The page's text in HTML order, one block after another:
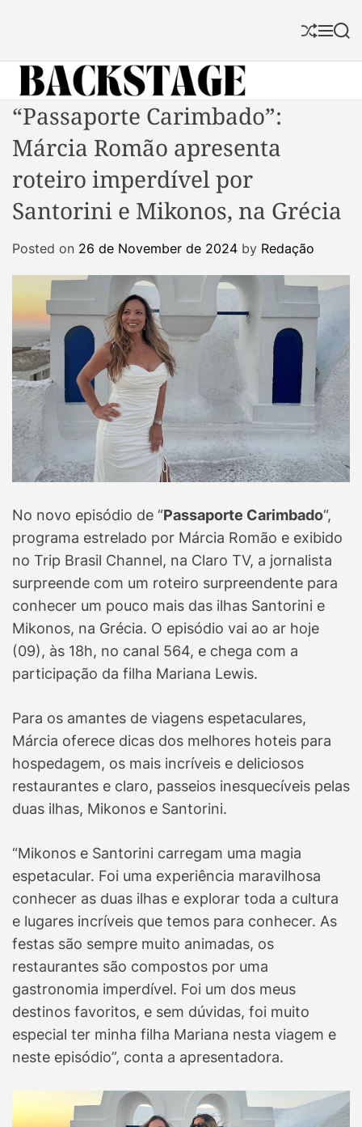
S
f
M S
c
B
c
s
t
g
a
g
“Passaporte Carimbado”:
Márcia Romão apresenta
roteiro imperdível por
Santorini e Mikonos, na Grécia
Posted on 26 de November de 2024 by Redação
No novo episódio de “Passaporte Carimbado“,
programa estrelado por Márcia Romão e exibido
no Trip Brasil Channel, na Claro TV, a jornalista
surpreende com um roteiro surpreendente para
conhecer um pouco mais das ilhas Santorini e
Mikonos, na Grécia. O episódio vai ao ar hoje
(09), às 18h, no canal 564, e chega com a
participação da filha Mariana Lewis.
Para os amantes de viagens espetaculares,
Márcia oferece dicas dos melhores hoteis para
hospedagem, os mais incríveis e deliciosos
restaurantes e claro, passeios inesquecíveis pelas
duas ilhas, Mikonos e Santorini.
“Mikonos e Santorini carregam uma magia
espetacular. Foi uma experiência maravilhosa
conhecer as duas ilhas e explorar toda a cultura
e lugares incríveis que temos para conhecer. As
festas são sempre muito animadas, os
restaurantes são compostos por uma
gastronomia imperdível. Foi um dos meus
destinos favoritos, e sem dúvidas, foi muito
especial ter minha filha Mariana nesta viagem e
neste episódio”, conta a apresentadora.